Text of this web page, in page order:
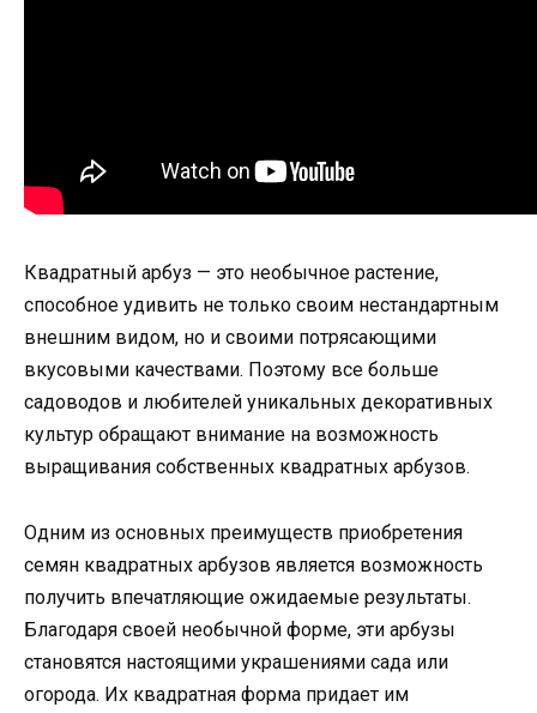
Квадратный арбуз — это необычное растение,
способное удивить не только своим нестандартным
внешним видом, но и своими потрясающими
вкусовыми качествами. Поэтому все больше
садоводов и любителей уникальных декоративных
культур обращают внимание на возможность
выращивания собственных квадратных арбузов.
Одним из основных преимуществ приобретения
семян квадратных арбузов является возможность
получить впечатляющие ожидаемые результаты.
Благодаря своей необычной форме, эти арбузы
становятся настоящими украшениями сада или
огорода. Их квадратная форма придает им